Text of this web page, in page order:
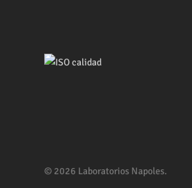
© 2026 Laboratorios Napoles.